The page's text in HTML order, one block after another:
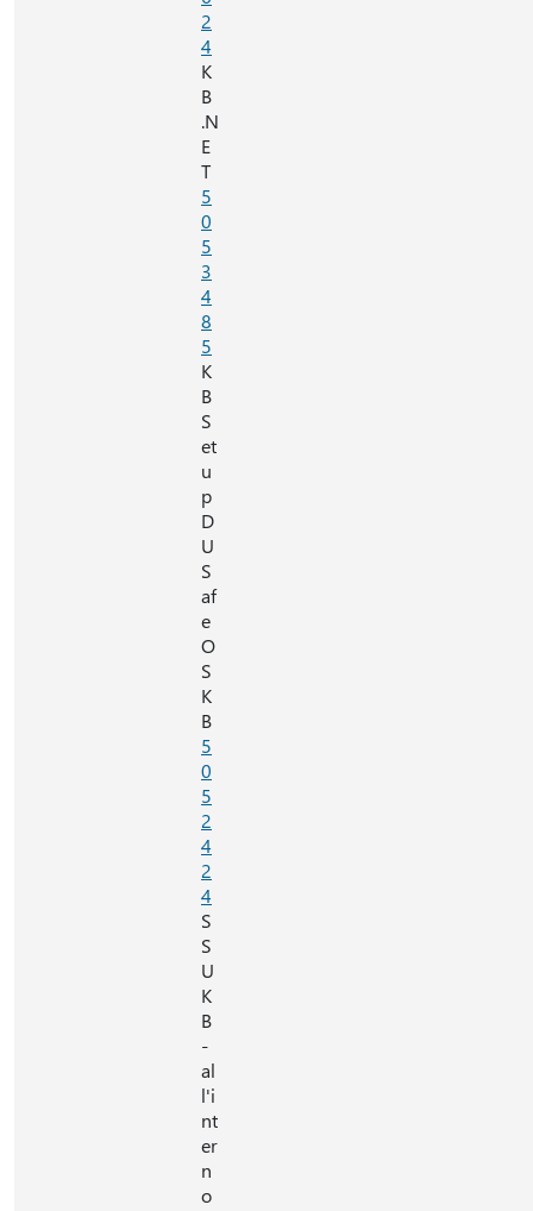
2
4
K
B
.N
E
T
5
0
5
3
4
8
5
K
B
S
et
u
p
D
U
S
af
e
O
S
K
B
5
0
5
2
4
2
4
S
S
U
K
B
-
al
l'i
nt
er
n
o